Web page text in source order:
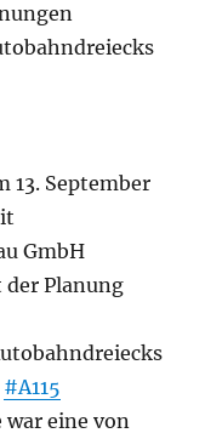
13. September
GmbH
Planung
#A115
eine von